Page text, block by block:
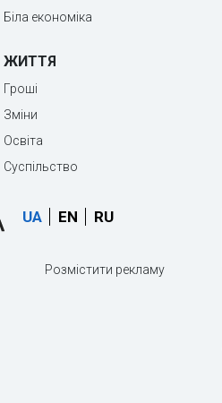
Біла економіка
ЖИТТЯ
Гроші
Зміни
Освіта
Суспільство
UA EN RU
Розмістити рекламу